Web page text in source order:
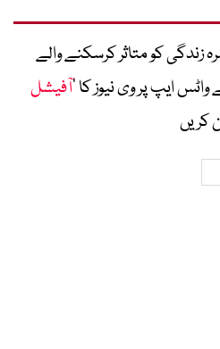
زندگی کو متاثر کرسکنے والے
ایپ پر وی نیوز کا ’آفیشل
کریں